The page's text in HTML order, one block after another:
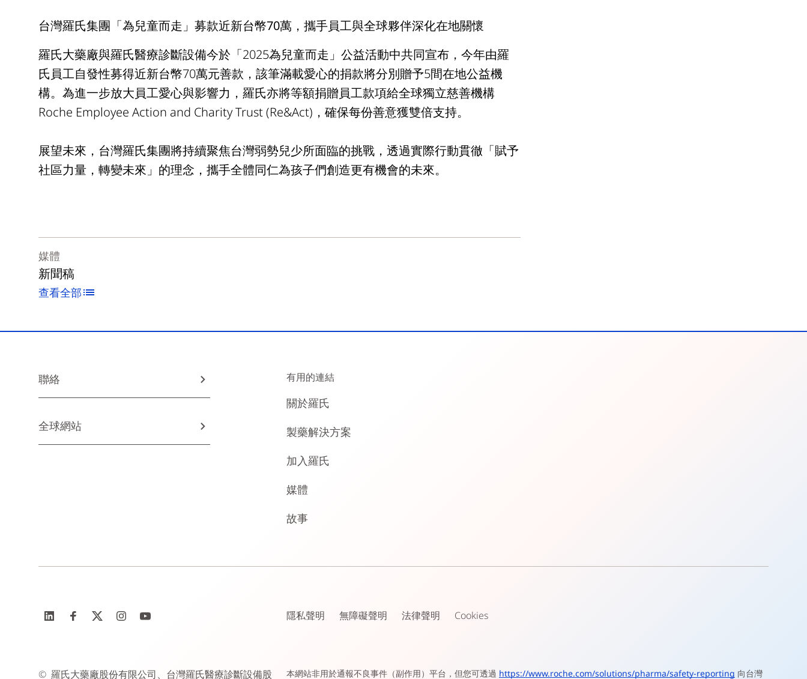
台灣羅氏集團「為兒童而走」募款近新台幣70萬，攜手員工與全球夥伴深化在地關懷
羅氏大藥廠與羅氏醫療診斷設備今於「2025為兒童而走」公益活動中共同宣布，今年由羅
氏員工自發性募得近新台幣70萬元善款，該筆滿載愛心的捐款將分別贈予5間在地公益機
構。為進一步放大員工愛心與影響力，羅氏亦將等額捐贈員工款項給全球獨立慈善機構
Roche Employee Action and Charity Trust (Re&Act)，確保每份善意獲雙倍支持。
展望未來，台灣羅氏集團將持續聚焦台灣弱勢兒少所面臨的挑戰，透過實際行動貫徹「賦予
社區力量，轉變未來」的理念，攜手全體同仁為孩子們創造更有機會的未來。
媒體
新聞稿
查看全部
聯絡
全球網站
有用的連結
關於羅氏
製藥解決方案
加入羅氏
媒體
故事
隱私聲明 無障礙聲明 法律聲明 Cookies
© 羅氏大藥廠股份有限公司、台灣羅氏醫療診斷設備股 本網站非用於通報不良事件（副作用）平台，但您可透過 https://www.roche.com/solutions/pharma/safety-reporting 向台灣